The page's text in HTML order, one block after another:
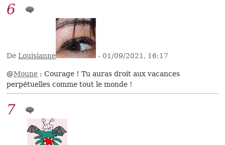
6
DeLouisianne - 01/09/2021, 16:17
@Moune : Courage ! Tu auras droit aux vacances
perpétuelles comme tout le monde !
7